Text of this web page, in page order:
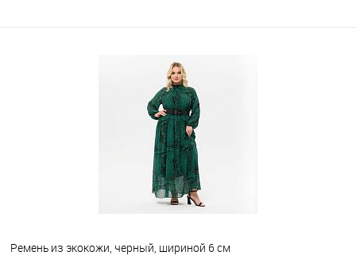
Ремень из экокожи, черный, шириной 6 см